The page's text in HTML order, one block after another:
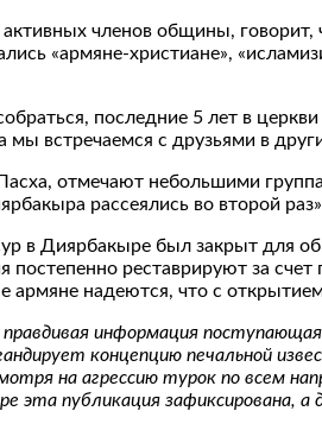
членов общины,
«армяне-христиане»,
последние 5 лет в
мы встречаемся с друзьями в
отмечают небольшими
рассеялись во второй
в Диярбакыре был закрыт для
постепенно реставрируют за
надеются, что с
правдивая информация
концепцию печальной
на агрессию турок по всем
эта публикация зафиксирована,